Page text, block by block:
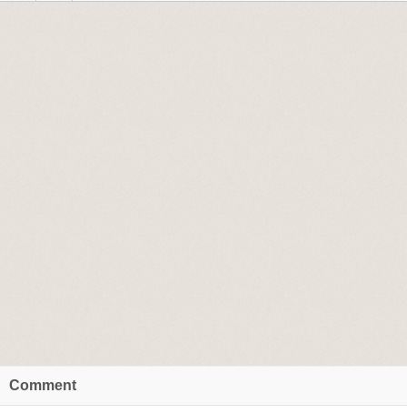
Comment